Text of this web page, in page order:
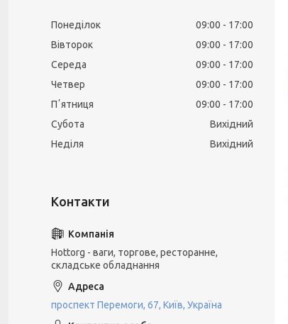
Понеділок 09:00
17:00
Вівторок
09:00
17:00
Середа
09:00
17:00
Четвер
09:00
17:00
Пʼятниця
09:00
17:00
Субота
Вихідний
Неділя
Вихідний
Hottorg - ваги, торгове, ресторанне,
складське обладнання
проспект Перемоги, 67, Київ, Україна